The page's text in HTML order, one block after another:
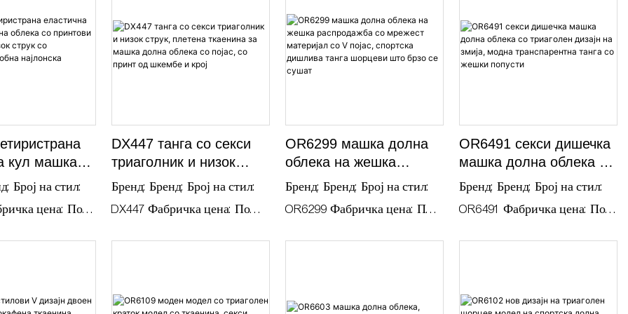
дишечка
со
за
боксерки со цветен принт и
бикини панталони
изработени од еластан/
половина, со вез
кул машка
со
со
со
Број на стил:
цена: По
T/T, Paypal
DX447 танга со секси
триаголник и низок
струк, плетена ткаенина
за машка долна облека
со појас, со принт од
Бренд: Бренд: Број на стил:
DX447 Фабричка цена: По
Western Union, T/T, Paypal
OR6299 машка долна
облека на жешка
распродажба со
мрежест материјал со V
појас, спортска
Бренд: Бренд: Број на стил:
OR6299 Фабричка цена: По
Western Union, T/T, Paypal
OR6491 секси дишечка
машка долна облека со
триаголен дизајн на
змија, модна
транспарентна танга со
Бренд: Бренд: Број на стил:
OR6491 Фабричка цена: По
Western Union, T/T, Paypal